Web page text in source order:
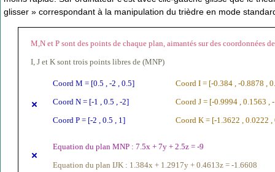
glisser » correspondant à la manipulation du trièdre en mode